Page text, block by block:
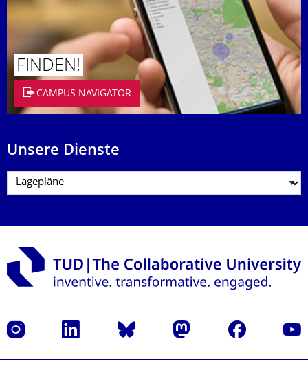
FINDEN!
CAMPUS NAVIGATOR
Unsere Dienste
Instagram LinkedIn Bluesky Mastodon Facebook